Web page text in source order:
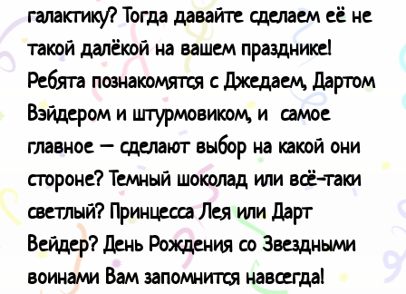
галактику? Тогда давайте сделаем её не
такой далёкой на вашем празднике!
Ребята познакомятся с Джедаем, Дартом
Вэйдером и штурмовиком, и самое
главное – сделают выбор на какой они
стороне? Темный шоколад или всё-таки
светлый? Принцесса Лея или Дарт
Вейдер? День Рождения со Звездными
воинами Вам запомнится навсегда!